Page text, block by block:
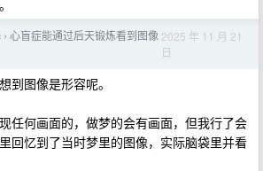
› 心盲症能通过后天锻炼看到图像 2025 年 11 月 21
日
到图像是形容呢。
任何画面的，做梦的会有画面，但我行了会
回忆到了当时梦里的图像，实际脑袋里并看